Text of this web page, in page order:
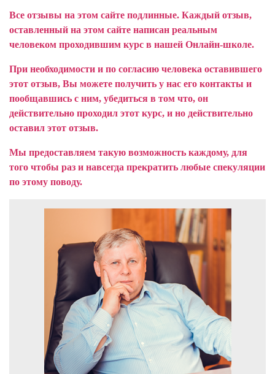
Все отзывы на этом сайте подлинные. Каждый отзыв,
оставленный на этом сайте написан реальным
человеком проходившим курс в нашей Онлайн-школе.
При необходимости и по согласию человека оставившего
этот отзыв, Вы можете получить у нас его контакты и
пообщавшись с ним, убедиться в том что, он
действительно проходил этот курс, и но действительно
оставил этот отзыв.
Мы предоставляем такую возможность каждому, для
того чтобы раз и навсегда прекратить любые спекуляции
по этому поводу.